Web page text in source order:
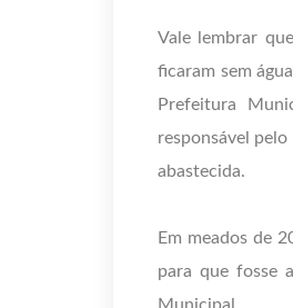
Vale lembrar
ficaram sem
Prefeitura
responsável
abastecida.
Em meados de
para que fosse